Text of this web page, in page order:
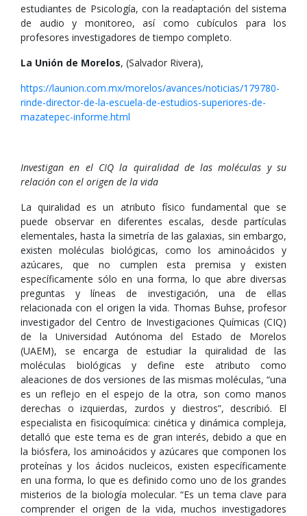
estudiantes de Psicología, con la readaptación del sistema
de audio y monitoreo, así como cubículos para los
profesores investigadores de tiempo completo.
La Unión de Morelos, (Salvador Rivera),
https://launion.com.mx/morelos/avances/noticias/179780-
rinde-director-de-la-escuela-de-estudios-superiores-de-
mazatepec-informe.html
Investigan en el CIQ la quiralidad de las moléculas y su
relación con el origen de la vida
La quiralidad es un atributo físico fundamental que se
puede observar en diferentes escalas, desde partículas
elementales, hasta la simetría de las galaxias, sin embargo,
existen moléculas biológicas, como los aminoácidos y
azúcares, que no cumplen esta premisa y existen
específicamente sólo en una forma, lo que abre diversas
preguntas y líneas de investigación, una de ellas
relacionada con el origen la vida. Thomas Buhse, profesor
investigador del Centro de Investigaciones Químicas (CIQ)
de la Universidad Autónoma del Estado de Morelos
(UAEM), se encarga de estudiar la quiralidad de las
moléculas biológicas y define este atributo como
aleaciones de dos versiones de las mismas moléculas, “una
es un reflejo en el espejo de la otra, son como manos
derechas o izquierdas, zurdos y diestros”, describió. El
especialista en fisicoquímica: cinética y dinámica compleja,
detalló que este tema es de gran interés, debido a que en
la biósfera, los aminoácidos y azúcares que componen los
proteínas y los ácidos nucleicos, existen específicamente
en una forma, lo que es definido como uno de los grandes
misterios de la biología molecular. “Es un tema clave para
comprender el origen de la vida, muchos investigadores